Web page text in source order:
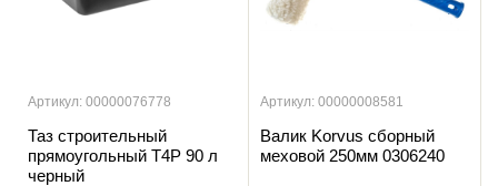
Артикул: 00000076778
Таз строительный
прямоугольный T4P 90 л
черный
Артикул: 00000008581
Валик Korvus сборный
меховой 250мм 0306240